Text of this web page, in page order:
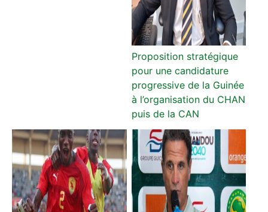
Proposition stratégique
pour une candidature
progressive de la Guinée
à l’organisation du CHAN
puis de la CAN